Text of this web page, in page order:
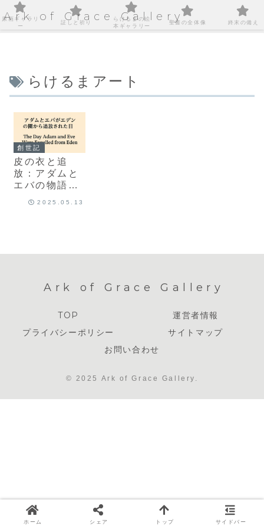
Ark of Grace Gallery
らけるまアート
創世記
皮の衣と追
放：アダムと
エバの物語に
2025.05.13
Ark of Grace Gallery
TOP
運営者情報
プライバシーポリシー
サイトマップ
お問い合わせ
© 2025 Ark of Grace Gallery.
原画ギャラリ
ー
証しと祈り
らけるまの絵
本ギャラリー
聖書の全体像 終末の備え
ホーム シェア トップ サイドバー